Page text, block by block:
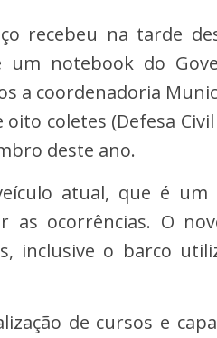
recebeu na tarde
um notebook do
a coordenadoria
coletes (Defesa
deste ano.
atual, que é um
as ocorrências. O
inclusive o barco
de cursos e